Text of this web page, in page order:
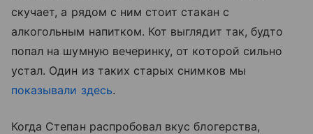
скучает, а рядом с ним стоит стакан с
алкогольным напитком. Кот выглядит так, будто
попал на шумную вечеринку, от которой сильно
устал. Один из таких старых снимков мы
показывали здесь.
Когда Степан распробовал вкус блогерства,